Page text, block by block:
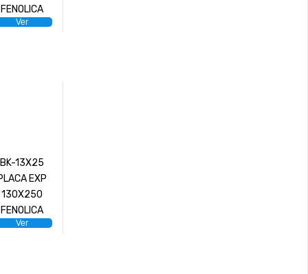
FENOLICA
Ver
BK-13X25
EXP
130X250
FENOLICA
Ver